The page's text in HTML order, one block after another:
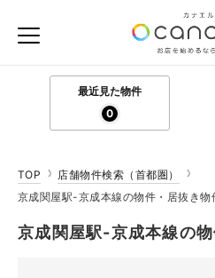
最近見た物件
0
TOP
店舗物件検索（首都圏）
京成関屋駅-京成本線の物件・居抜き物
京成関屋駅-京成本線の